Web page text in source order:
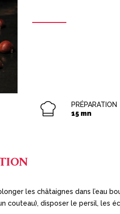
PRÉPARATION
15 mn
les châtaignes dans l’eau
couteau), disposer le persil, les